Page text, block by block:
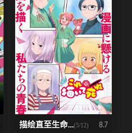
描绘直至生命...(5/12) 8.7